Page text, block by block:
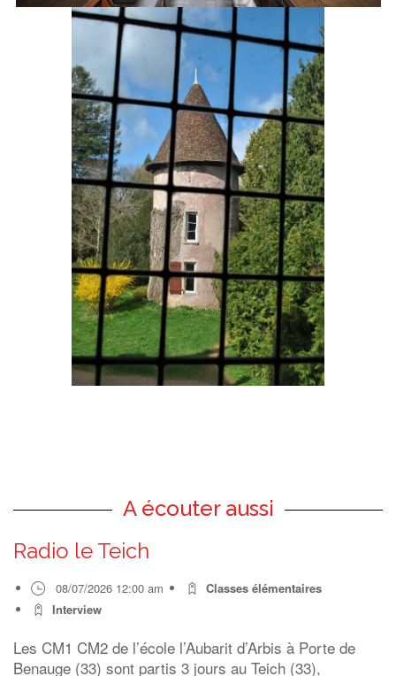
A écouter aussi
Radio le Teich
08/07/2026 12:00 am
Classes élémentaires
Interview
Les CM1 CM2 de l’école l’Aubarit d’Arbis à Porte de
Benauge (33) sont partis 3 jours au Teich (33),